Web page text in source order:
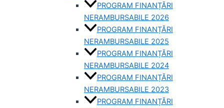
PROGRAM FINANȚĂRI
NERAMBURSABILE 2026
PROGRAM FINANȚĂRI
NERAMBURSABILE 2025
PROGRAM FINANȚĂRI
NERAMBURSABILE 2024
PROGRAM FINANȚĂRI
NERAMBURSABILE 2023
PROGRAM FINANȚĂRI